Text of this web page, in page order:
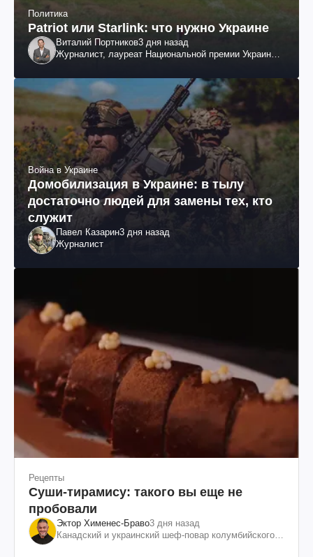
Политика
Patriot или Starlink: что нужно Украине
Виталий Портников3 дня назад
Журналист, лауреат Национальной премии Украины
Война в Украине
Домобилизация в Украине: в тылу
достаточно людей для замены тех, кто
служит
Павел Казарин3 дня назад
Журналист
Рецепты
Суши-тирамису: такого вы еще не
пробовали
Эктор Хименес-Браво3 дня назад
Канадский и украинский шеф-повар колумбийского